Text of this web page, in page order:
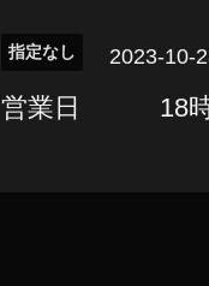
指定なし 2023-10-
営業日 18時